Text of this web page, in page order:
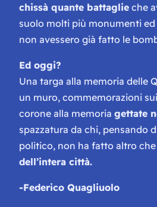
chissà quante battaglie che
suolo molti più monumenti
non avessero già fatto le
Ed oggi?
Una targa alla memoria delle
un muro, commemorazioni
corone alla memoria gettate
spazzatura da chi, pensando
politico, non ha fatto altro che
dell’intera città.
-Federico Quagliuolo